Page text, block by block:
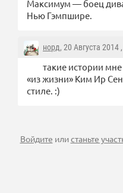
Максимум — боец
Нью Гэмпшире.
норд, 20 Августа 2014 ,
такие истории
«из жизни» Ким Ир
стиле. :)
Войдите илистаньте